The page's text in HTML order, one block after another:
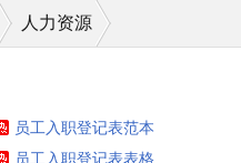
人力资源
员工入职登记表范本
员工入职登记表表格